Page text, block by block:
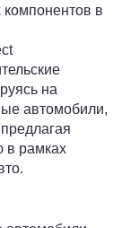
в
на
автомобили,
в рамках